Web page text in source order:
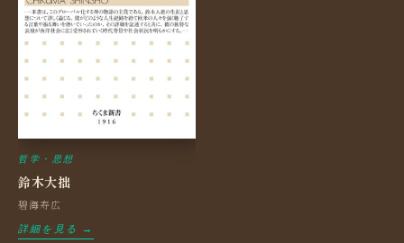
哲学・思想
鈴木大拙
碧海寿広
詳細を見る →